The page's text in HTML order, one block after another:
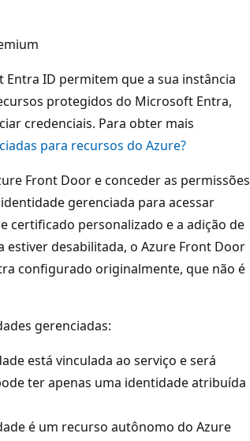
ID permitem que a sua instância
protegidos do Microsoft Entra,
credenciais. Para obter mais
para recursos do Azure?
Front Door e conceder as permissões
gerenciada para acessar
certificado personalizado e a adição de
estiver desabilitada, o Azure Front Door
configurado originalmente, que não é
gerenciadas:
está vinculada ao serviço e será
ter apenas uma identidade atribuída
é um recurso autônomo do Azure